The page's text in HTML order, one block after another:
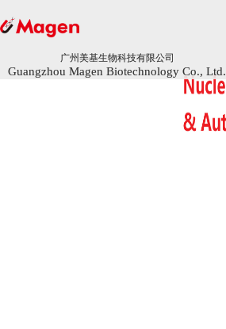
广州美基生物科技有限公司
Guangzhou Magen Biotechnology Co., Ltd.
广州美基生物科技有限公司
Guangzhou Magen Biotechnology Co., Ltd.